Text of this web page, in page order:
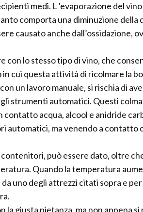
medi. L 'evaporazione del
comporta una diminuzione della
causato anche dall’ossidazione,
con lo stesso tipo di vino, che
cui questa attività di ricolmare la
un lavoro manuale, si rischia di
strumenti automatici. Questi
acqua, alcool e anidride
automatici, ma venendo a contatto
può essere dato, oltre
Quando la temperatura
uno degli attrezzi citati sopra e
giusta pietanza, ma non appena si